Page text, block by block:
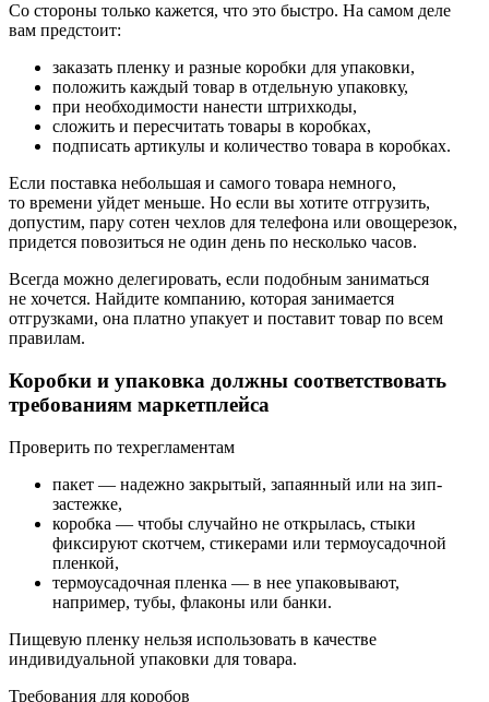
Со стороны только кажется, что это быстро. На самом деле
вам предстоит:
заказать пленку и разные коробки для упаковки,
положить каждый товар в отдельную упаковку,
при необходимости нанести штрихкоды,
сложить и пересчитать товары в коробках,
подписать артикулы и количество товара в коробках.
Если поставка небольшая и самого товара немного,
то времени уйдет меньше. Но если вы хотите отгрузить,
допустим, пару сотен чехлов для телефона или овощерезок,
придется повозиться не один день по несколько часов.
Всегда можно делегировать, если подобным заниматься
не хочется. Найдите компанию, которая занимается
отгрузками, она платно упакует и поставит товар по всем
правилам.
Коробки и упаковка должны соответствовать
требованиям маркетплейса
Проверить по техрегламентам
пакет — надежно закрытый, запаянный или на зип-
застежке,
коробка — чтобы случайно не открылась, стыки
фиксируют скотчем, стикерами или термоусадочной
пленкой,
термоусадочная пленка — в нее упаковывают,
например, тубы, флаконы или банки.
Пищевую пленку нельзя использовать в качестве
индивидуальной упаковки для товара.
Требования для коробов